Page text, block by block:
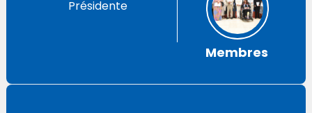
Présidente
Membres